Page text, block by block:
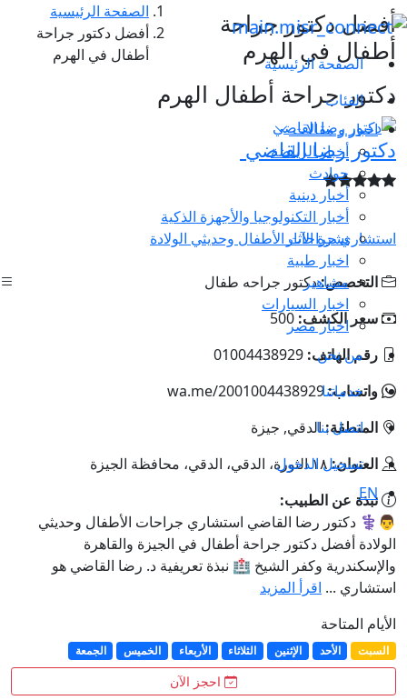
الصفحة الرئيسية
الفئات
اخبار و مقالات
أخبار الرياضة
حوادث
أخبار دينية
أخبار التكنولوجيا والأجهزة الذكية
نشرة الآثار
اخبار طبية
مشاهير
اخبار السيارات
اخبار مصر
من نحن
خدماتنا
اتصل بنا
تسجيل الدخول
EN
أفضل دكتور جراحة
أطفال في الهرم
الصفحة الرئيسية
أفضل دكتور جراحة
أطفال في الهرم
دكتور جراحة أطفال الهرم
دكتور رضا القاضي
استشاري جراحات الأطفال وحديثي الولادة
التخصص:دكتور جراحه طفال
سعر الكشف: 500
رقم الهاتف: 01004438929
واتساب:wa.me/2001004438929
المنطقة:الدقي, جيزة
العنوان:١٨ الثورة، الدقي، الدقي، محافظة الجيزة
نبذة عن الطبيب:
👨⚕️ دكتور رضا القاضي استشاري جراحات الأطفال وحديثي
الولادة أفضل دكتور جراحة أطفال في الجيزة والقاهرة
والإسكندرية وكفر الشيخ 🏥 نبذة تعريفية د. رضا القاضي هو
استشاري ... اقرأ المزيد
الأيام المتاحة
السبت الأحد الإثنين الثلاثاء الأربعاء الخميس الجمعة
احجز الآن